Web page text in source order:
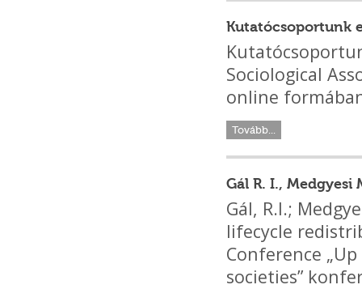
Kutatócsoportunk
Sociological
online
Tovább...
Gál R. I., Medgyesi
Gál, R.I.;
lifecycle
Conference
societies”